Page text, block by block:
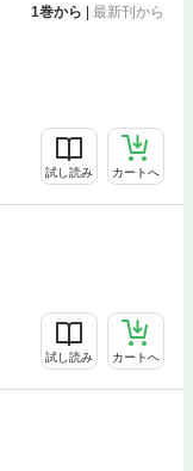
1巻から | 最新刊から
試し読み カートへ
試し読み カートへ